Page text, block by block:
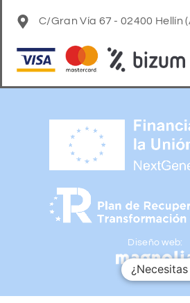
C/Gran Vía 67 - 02400 Hellín
Diseño web: